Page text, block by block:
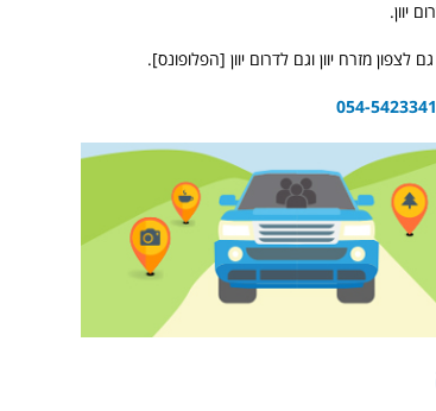
יוון.
לצפון מזרח יוון וגם לדרום יוון [הפלופונס].
054-5423341